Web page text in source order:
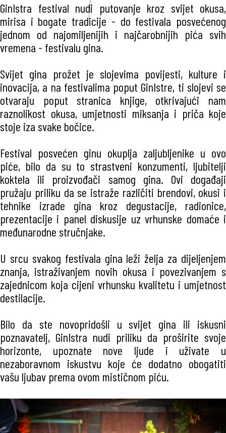
GinIstra festival nudi putovanje kroz svijet okusa,
mirisa i bogate tradicije - do festivala posvećenog
jednom od najomiljenijih i najčarobnijih pića svih
vremena - festivalu gina.
Svijet gina prožet je slojevima povijesti, kulture i
inovacija, a na festivalima poput GinIstre, ti slojevi se
otvaraju poput stranica knjige, otkrivajući nam
raznolikost okusa, umjetnosti miksanja i priča koje
stoje iza svake bočice.
Festival posvećen ginu okuplja zaljubljenike u ovo
piće, bilo da su to strastveni konzumenti, ljubitelji
koktela ili proizvođači samog gina. Ovi događaji
pružaju priliku da se istraže različiti brendovi, okusi i
tehnike izrade gina kroz degustacije, radionice,
prezentacije i panel diskusije uz vrhunske domaće i
međunarodne stručnjake.
U srcu svakog festivala gina leži želja za dijeljenjem
znanja, istraživanjem novih okusa i povezivanjem s
zajednicom koja cijeni vrhunsku kvalitetu i umjetnost
destilacije.
Bilo da ste novopridošli u svijet gina ili iskusni
poznavatelj, GinIstra nudi priliku da proširite svoje
horizonte, upoznate nove ljude i uživate u
nezaboravnom iskustvu koje će dodatno obogatiti
vašu ljubav prema ovom mističnom piću.